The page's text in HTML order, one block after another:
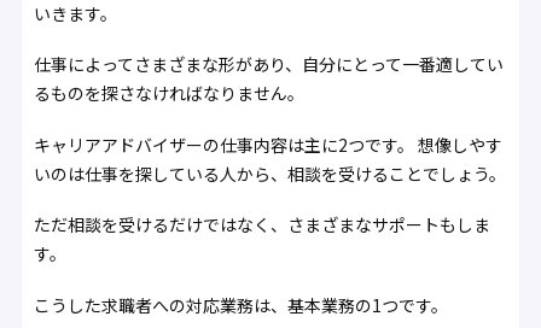
いきます。
仕事によってさまざまな形があり、自分にとって一番適してい
るものを探さなければなりません。
キャリアアドバイザーの仕事内容は主に2つです。 想像しやす
いのは仕事を探している人から、相談を受けることでしょう。
ただ相談を受けるだけではなく、さまざまなサポートもしま
す。
こうした求職者への対応業務は、基本業務の1つです。